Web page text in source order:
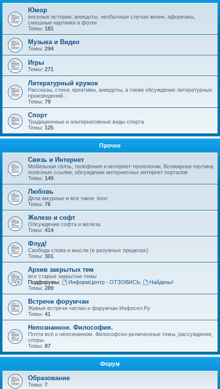
Юмор
веселые истории, анекдоты, необычные случаи жизни, афоризмы,
смешные картинки и фотки
Темы: 181
Музыка и Видео
Темы: 294
Игры
Темы: 271
Литературный кружок
Рассказы, стихи, креативы, анекдоты, а также обсуждение литературных
произведений...
Темы: 79
Спорт
Традиционные и альтернативные виды спорта
Темы: 125
Прочее
Связь и Интернет
Мобильная связь, телефония и интернет-технологии, Всемирная паутина,
полезные ссылки, обсуждение интернесных интернет порталов
Темы: 149
Любовь
Дела амурные и все такое :love:
Темы: 76
Железо и софт
Обсуждение софта и железа
Темы: 414
Флуд!
Свобода слова и мысли (в разумных пределах)
Темы: 301
Архив закрытых тем
все старые закрытые темы
Подфорумы:
ИнформЦентр - ОТЗОВИСЬ,
Найдены!
Темы: 289
Встречи форумчан
Живые встречи чатлан и форумчан Инфосел.Ру
Темы: 41
Непознанное. Философия.
Почти всё о непознанном. Философско-религиозные темы, рассуждения,
споры.
Темы: 87
Форум
Образование
Темы: 7